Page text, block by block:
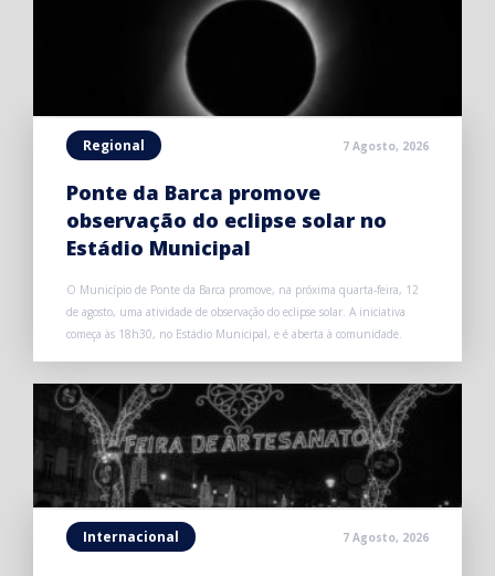
Regional 7 Agosto, 2026
Ponte da Barca promove
observação do eclipse solar no
Estádio Municipal
O Município de Ponte da Barca promove, na próxima quarta-feira, 12
de agosto, uma atividade de observação do eclipse solar. A iniciativa
começa às 18h30, no Estádio Municipal, e é aberta à comunidade.
Internacional 7 Agosto, 2026